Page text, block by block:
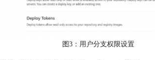
图3：用户分支权限设置